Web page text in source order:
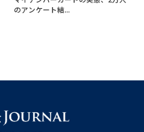
のアンケート結...